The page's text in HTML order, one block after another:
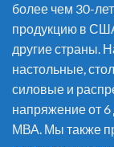
более чем 30-
продукцию в
другие страны.
настольные,
силовые и
напряжение от
МВА. Мы также